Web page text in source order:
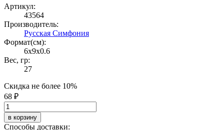
Артикул:
43564
Производитель:
Русская Симфония
Формат(cм):
6x9x0.6
Вес, гр:
27
Скидка не более 10%
68 ₽
в корзину
Способы доставки: